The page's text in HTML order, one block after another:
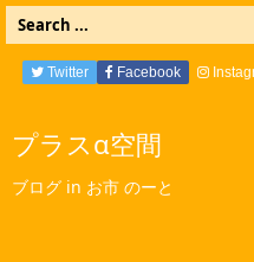
プラスα空間
ブログ in お市 のーと
Twitter Facebook